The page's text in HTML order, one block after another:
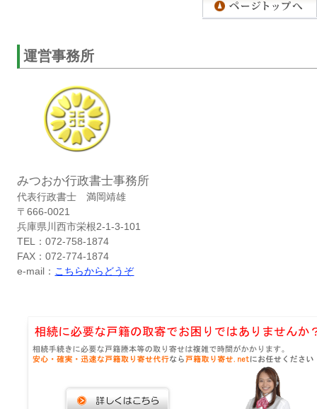
運営事務所
みつおか行政書士事務所
代表行政書士 満岡靖雄
〒666-0021
兵庫県川西市栄根2-1-3-101
TEL：072-758-1874
FAX：072-774-1874
e-mail： こちらからどうぞ